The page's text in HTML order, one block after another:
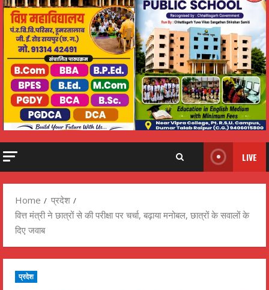
LIVE
Home
प्रदेश
वित्त मंत्री ने छात्रों से की परीक्षा पर चर्चा, बढ़ाया मनोबल, छात्रों के सवालों के
दिए जवाब
प्रदेश